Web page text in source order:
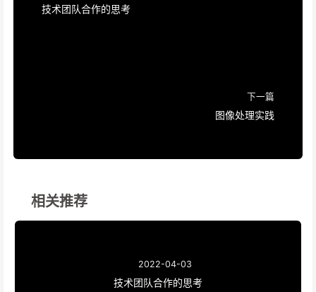
技术团队合作的思考
下一篇
图像处理实践
相关推荐
2022-04-03
技术团队合作的思考